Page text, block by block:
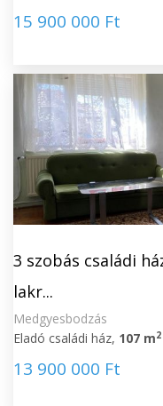
15 900 000 Ft
3 szobás családi
lakr...
Medgyesbodzás
Eladó családi ház, 107 m2
13 900 000 Ft